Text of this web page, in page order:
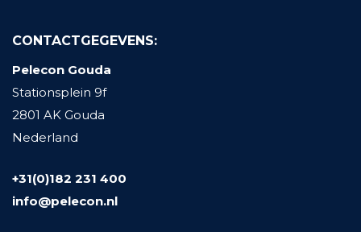
CONTACTGEGEVENS:
Pelecon Gouda
Stationsplein 9f
2801 AK Gouda
Nederland
+31(0)182 231 400
info@pelecon.nl